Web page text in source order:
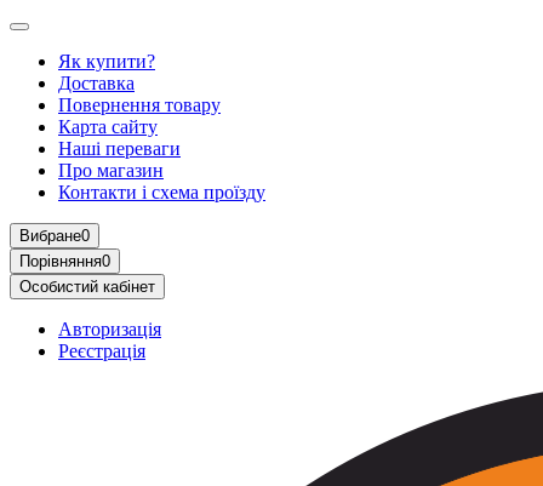
Як купити?
Доставка
Повернення товару
Карта сайту
Наші переваги
Про магазин
Контакти і схема проїзду
Вибране0
Порівняння0
Особистий кабінет
Авторизація
Реєстрація